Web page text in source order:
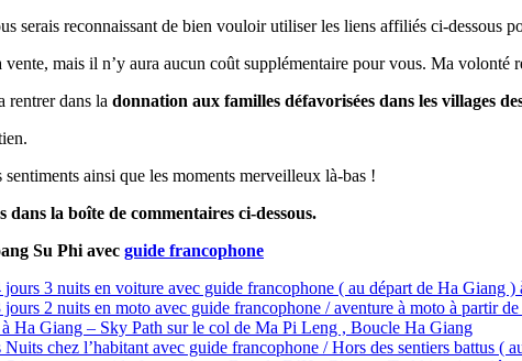
serais reconnaissant de bien vouloir utiliser les liens affiliés ci-dessous
mais il n’y aura aucun coût supplémentaire pour vous. Ma
rentrer dans la donnation aux familles défavorisées dans les villages
ainsi que les moments merveilleux là-bas !
dans la boîte de commentaires ci-dessous.
Su Phi avec guide francophone
3 nuits en voiture avec guide francophone ( au départ de Ha Giang )
2 nuits en moto avec guide francophone / aventure à moto à partir
Ha Giang – Sky Path sur le col de Ma Pi Leng , Boucle Ha Giang
chez l’habitant avec guide francophone / Hors des sentiers battus (